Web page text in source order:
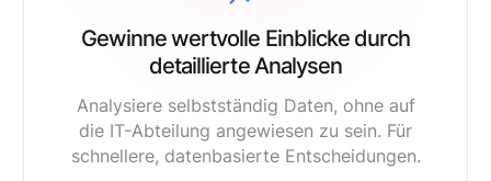
Gewinne wertvolle Einblicke durch
detaillierte Analysen
Analysiere selbstständig Daten, ohne auf
die IT-Abteilung angewiesen zu sein. Für
schnellere, datenbasierte Entscheidungen.